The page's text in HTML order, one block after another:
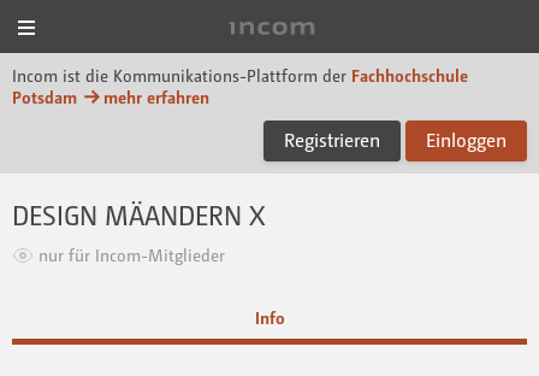
Incom ist die Kommunikations-Plattform der Fachhochschule
Potsdam
mehr erfahren
Registrieren Einloggen
DESIGN MÄANDERN X
nur für Incom-Mitglieder
Info